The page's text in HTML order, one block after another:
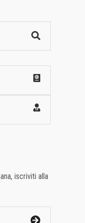
iscriviti alla